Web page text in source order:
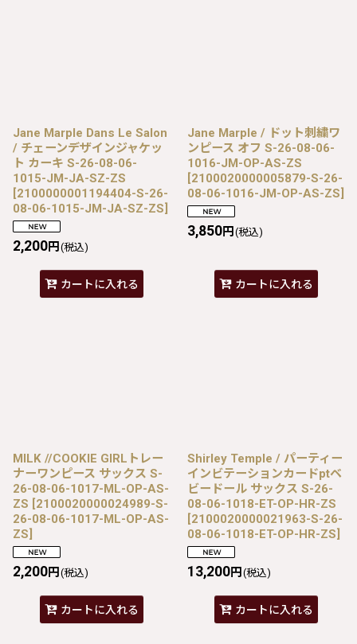
Jane Marple Dans Le Salon
/ チェーンデザインジャケッ
ト カーキ S-26-08-06-
1015-JM-JA-SZ-ZS
[2100000001194404-S-26-
08-06-1015-JM-JA-SZ-ZS]
2,200円 (税込)
カートに入れる
Jane Marple / ドット刺繍ワ
ンピース オフ S-26-08-06-
1016-JM-OP-AS-ZS
[2100020000005879-S-26-
08-06-1016-JM-OP-AS-ZS]
3,850円 (税込)
カートに入れる
MILK //COOKIE GIRLトレー
ナーワンピース サックス S-
26-08-06-1017-ML-OP-AS-
ZS [2100020000024989-S-
26-08-06-1017-ML-OP-AS-
ZS]
2,200円 (税込)
カートに入れる
Shirley Temple / パーティー
インビテーションカードptベ
ビードール サックス S-26-
08-06-1018-ET-OP-HR-ZS
[2100020000021963-S-26-
08-06-1018-ET-OP-HR-ZS]
13,200円 (税込)
カートに入れる